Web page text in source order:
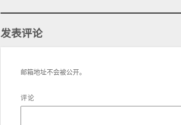
发表评论
邮箱地址不会被公开。
评论